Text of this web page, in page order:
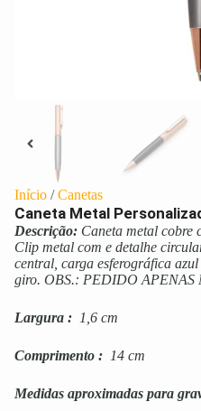
Início /Canetas
Caneta Metal
Descrição: Caneta metal cobre
Clip metal com e detalhe
central, carga esferográfica
giro. OBS.: PEDIDO
Largura : 1,6 cm
Comprimento : 14 cm
Medidas aproximadas para